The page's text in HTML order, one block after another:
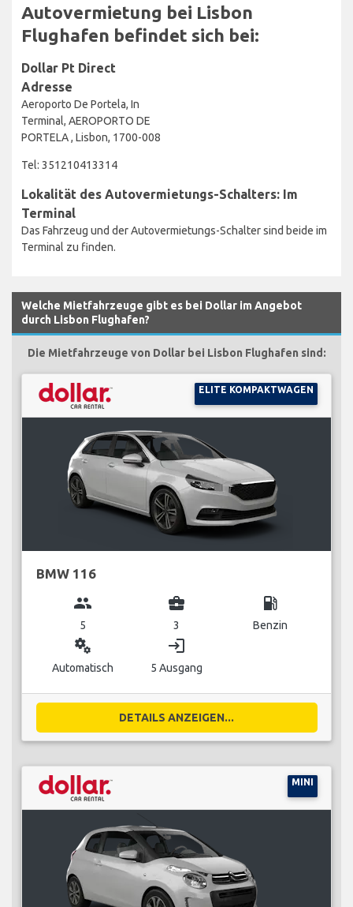
Autovermietung bei Lisbon
Flughafen befindet sich bei:
Dollar Pt Direct
Adresse
Aeroporto De Portela, In
Terminal, AEROPORTO DE
PORTELA , Lisbon, 1700-008
Tel: 351210413314
Lokalität des Autovermietungs-Schalters: Im
Terminal
Das Fahrzeug und der Autovermietungs-Schalter sind beide im
Terminal zu finden.
Welche Mietfahrzeuge gibt es bei Dollar im Angebot
durch Lisbon Flughafen?
Die Mietfahrzeuge von Dollar bei Lisbon Flughafen sind:
ELITE KOMPAKTWAGEN
BMW 116
group
5
business_center
3
local_gas_station
Benzin
miscellaneous_services
Automatisch
login
5 Ausgang
DETAILS ANZEIGEN...
MINI